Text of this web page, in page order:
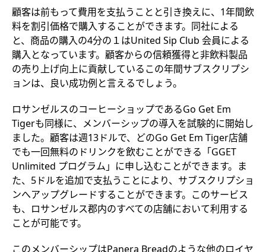
顧客は前もって費用を支払うことと引き換えに、1年間飲
料を割引価格で購入することができます。同社による
と、商品の購入の4分の１はUnited Sip Club 会員による
購入となっています。顧客からの信頼獲得と非飲料製品
の売り上げ向上に貢献しているこの年間サブスクリプシ
ョンは、良い成功例と言えるでしょう。
ロサンゼルスのコーヒーショップであるGo Get Em
Tigerも同様に、メンバーシップの導入を試験的に開始し
ました。顧客は週13ドルで、どのGo Get Em Tiger店舗
でも一回無料のドリンクを飲むことができる「GGET
Unlimited プログラム」に申し込むことができます。ま
た、5ドルを追加で支払うことにより、サブスクリプショ
ンへアップグレードすることができます。このサービス
も、ロサンゼルス郡内のすべての店舗において利用する
ことが可能です。
このメンバーシップはPanera Breadのような他のロイヤ